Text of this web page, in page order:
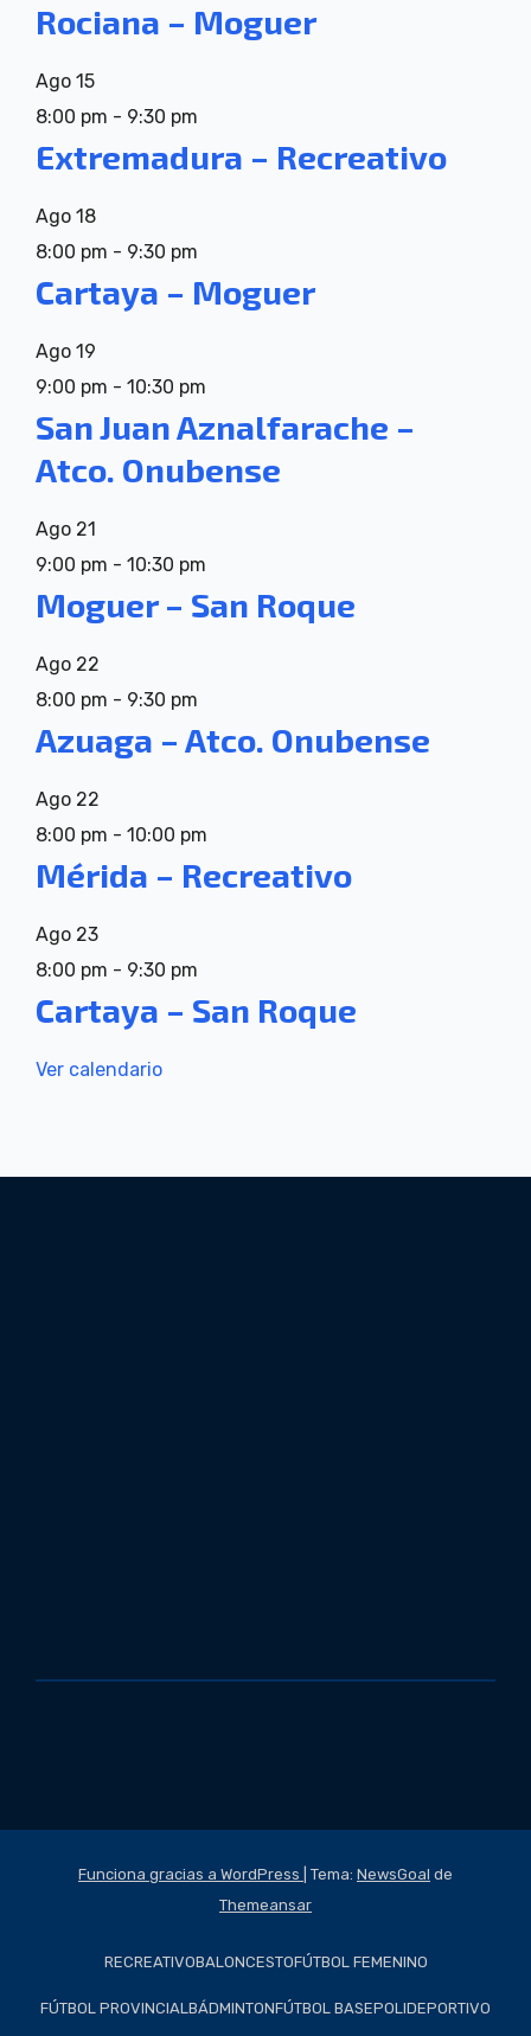
Rociana – Moguer
Ago 15
8:00 pm - 9:30 pm
Extremadura – Recreativo
Ago 18
8:00 pm - 9:30 pm
Cartaya – Moguer
Ago 19
9:00 pm - 10:30 pm
San Juan Aznalfarache –
Atco. Onubense
Ago 21
9:00 pm - 10:30 pm
Moguer – San Roque
Ago 22
8:00 pm - 9:30 pm
Azuaga – Atco. Onubense
Ago 22
8:00 pm - 10:00 pm
Mérida – Recreativo
Ago 23
8:00 pm - 9:30 pm
Cartaya – San Roque
Ver calendario
Funciona gracias a WordPress Tema: NewsGoal de
Themeansar
RECREATIVOBALONCESTOFÚTBOL FEMENINO
FÚTBOL PROVINCIALBÁDMINTONFÚTBOL BASEPOLIDEPORTIVO